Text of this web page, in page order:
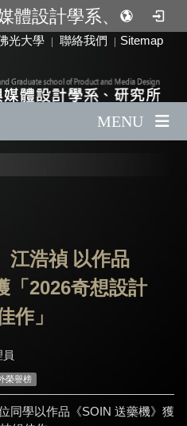
體設計學系、研究所
光大學 聯絡我們 Sitemap
MENU
江浩禎 以作品
「 2026奇想設計
作 」
榮譽榜
同學以作品《SOIN 送藥機》獲